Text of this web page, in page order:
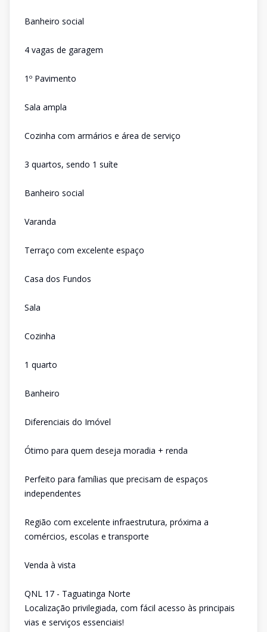
Banheiro social
4 vagas de garagem
1º Pavimento
Sala ampla
Cozinha com armários e área de serviço
3 quartos, sendo 1 suíte
Banheiro social
Varanda
Terraço com excelente espaço
Casa dos Fundos
Sala
Cozinha
1 quarto
Banheiro
Diferenciais do Imóvel
Ótimo para quem deseja moradia + renda
Perfeito para famílias que precisam de espaços
independentes
Região com excelente infraestrutura, próxima a
comércios, escolas e transporte
Venda à vista
QNL 17 - Taguatinga Norte
Localização privilegiada, com fácil acesso às principais
vias e serviços essenciais!